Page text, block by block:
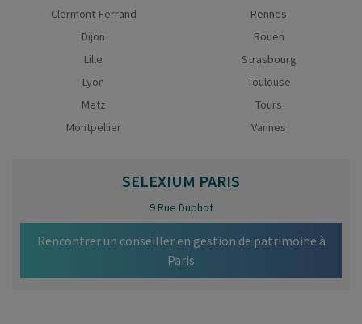
Clermont-Ferrand
Dijon
Lille
Lyon
Metz
Montpellier
Rennes
Rouen
Strasbourg
Toulouse
Tours
Vannes
SELEXIUM PARIS
9 Rue Duphot
Rencontrer un conseiller en gestion de patrimoine à
Paris